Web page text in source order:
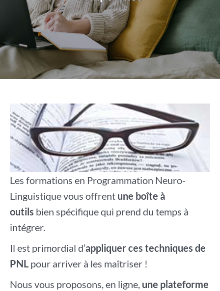
Les formations en Programmation Neuro-
Linguistique vous offrent une boîte à
outils bien spécifique qui prend du temps à
intégrer.
Il est primordial d’appliquer ces techniques de
PNLpour arriver à les maîtriser !
Nous vous proposons, en ligne, une plateforme